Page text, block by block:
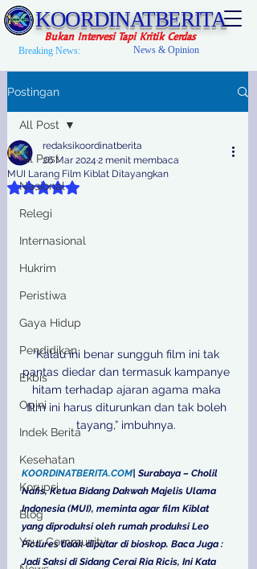
KOORDINATBERITA
Bukan Intervesi Tapi Kritik Cerdas
Breaking News: News & Opinion
Postingan
All Post
Nasional
Relegi
Internasional
Hukrim
Peristiwa
Gaya Hidup
Pendidikan
Ekbis
Opini
Indek Berita
Kesehatan
Korupsi
Blog
Your Community
All Post
MUI Larang Film Kiblat Ditayangkan
redaksikoordinatberita
26 Mar 2024 2 menit membaca
Dinilai NaN dari 5 bintang.
“Kalau ini benar sungguh film ini tak
pantas diedar dan termasuk kampanye
hitam terhadap ajaran agama maka
film ini harus diturunkan dan tak boleh
tayang,” imbuhnya.
KOORDINATBERITA.COM| Surabaya – Cholil
Nafis, Ketua Bidang Dakwah Majelis Ulama
Indonesia (MUI), meminta agar film Kiblat
yang diproduksi oleh rumah produksi Leo
Pictures tidak diputar di bioskop. Baca Juga :
Jadi Saksi di Sidang Cerai Ria Ricis, Ini Kata